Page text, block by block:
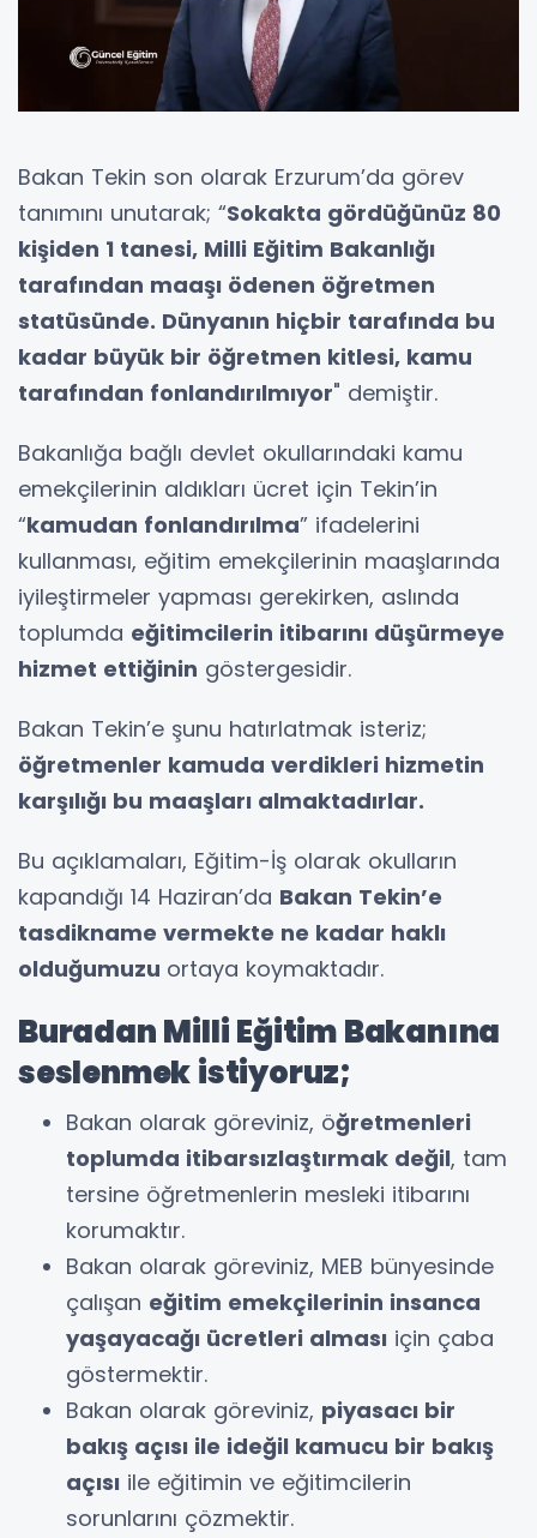
Bakan Tekin son olarak Erzurum’da görev
tanımını unutarak; “Sokakta gördüğünüz 80
kişiden 1 tanesi, Milli Eğitim Bakanlığı
tarafından maaşı ödenen öğretmen
statüsünde. Dünyanın hiçbir tarafında bu
kadar büyük bir öğretmen kitlesi, kamu
tarafından fonlandırılmıyor" demiştir.
Bakanlığa bağlı devlet okullarındaki kamu
emekçilerinin aldıkları ücret için Tekin’in
“kamudan fonlandırılma” ifadelerini
kullanması, eğitim emekçilerinin maaşlarında
iyileştirmeler yapması gerekirken, aslında
toplumda eğitimcilerin itibarını düşürmeye
hizmet ettiğinin göstergesidir.
Bakan Tekin’e şunu hatırlatmak isteriz;
öğretmenler kamuda verdikleri hizmetin
karşılığı bu maaşları almaktadırlar.
Bu açıklamaları, Eğitim-İş olarak okulların
kapandığı 14 Haziran’da Bakan Tekin’e
tasdikname vermekte ne kadar haklı
olduğumuzu ortaya koymaktadır.
Buradan Milli Eğitim Bakanına
seslenmek istiyoruz;
Bakan olarak göreviniz, öğretmenleri
toplumda itibarsızlaştırmak değil, tam
tersine öğretmenlerin mesleki itibarını
korumaktır.
⁠Bakan olarak göreviniz, MEB bünyesinde
çalışan eğitim emekçilerinin insanca
yaşayacağı ücretleri alması için çaba
göstermektir.
Bakan olarak göreviniz, piyasacı bir
bakış açısı ile ideğil kamucu bir bakış
açısı ile eğitimin ve eğitimcilerin
sorunlarını çözmektir.